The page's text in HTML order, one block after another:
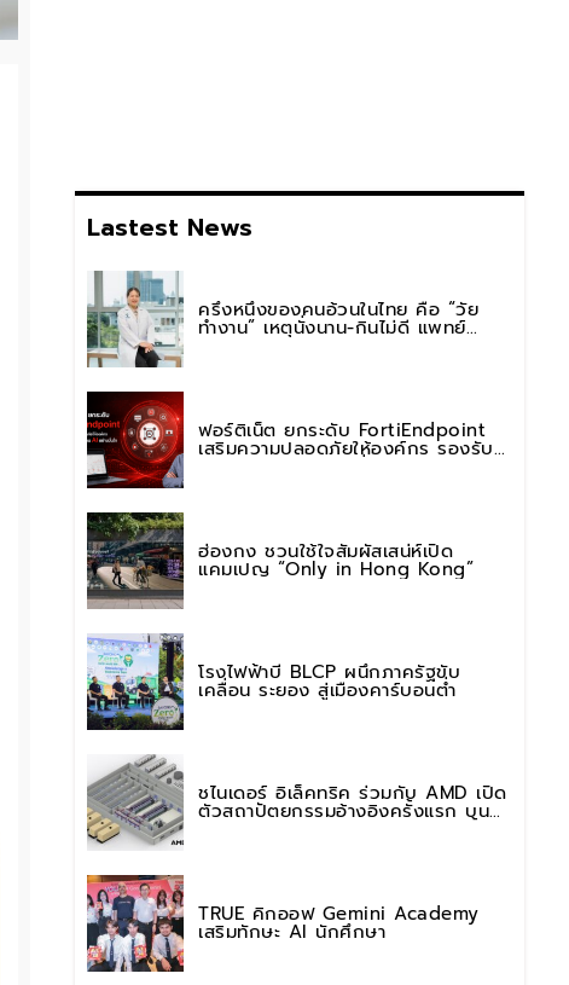
Lastest News
ครึ่งหนึ่งของคนอ้วนในไทย คือ “วัย
ทำงาน” เหตุนั่งนาน-กินไม่ดี แพทย์
รพ.วิมุต พหลโยธิน เตือน “อย่าดูแค่เลข
ฟอร์ติเน็ต ยกระดับ FortiEndpoint
เสริมความปลอดภัยให้องค์กร รองรับ
ฮ่องกง ชวนใช้ใจสัมผัสเสน่ห์เปิด
แคมเปญ “Only in Hong Kong”
โรงไฟฟ้าบี BLCP ผนึกภาครัฐขับ
เคลื่อน ระยอง สู่เมืองคาร์บอนต่ำ
ชไนเดอร์ อิเล็คทริค ร่วมกับ AMD เปิด
ตัวสถาปัตยกรรมอ้างอิงครั้งแรก บน
แพลตฟอร์ม “Helios” เร่งการติดตั้งใช้
TRUE คิกออฟ Gemini Academy
เสริมทักษะ AI นักศึกษา